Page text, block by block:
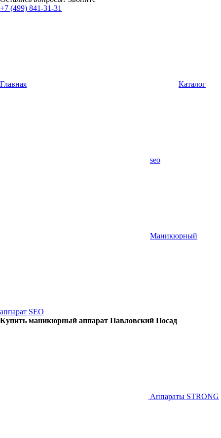
+7 (499) 841-31-31
Главная Каталог
seo
Маникюрный
аппарат SEO
Купить маникюрный аппарат Павловский Посад
Аппараты STRONG